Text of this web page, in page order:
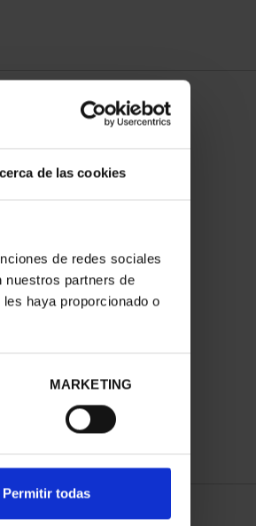
de las cookies
de redes sociales
nuestros partners de
haya proporcionado o
MARKETING
Permitir todas